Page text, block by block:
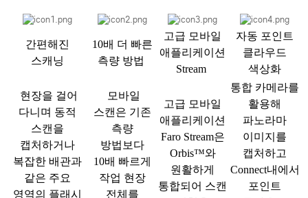
간편해진
스캐닝
10배 더 빠른
측량 방법
고급 모바일
애플리케이션
Stream
자동 포인트
클라우드
색상화
현장을 걸어
다니며 동적
스캔을
캡처하거나
복잡한 배관과
같은 주요
영역의 플래시
모바일
스캔은 기존
측량
방법보다
10배 빠르게
작업 현장
전체를
고급 모바일
애플리케이션
Faro Stream은
Orbis™와
원활하게
통합되어 스캔
통합 카메라를
활용해
파노라마
이미지를
캡처하고
Connect내에서
포인트